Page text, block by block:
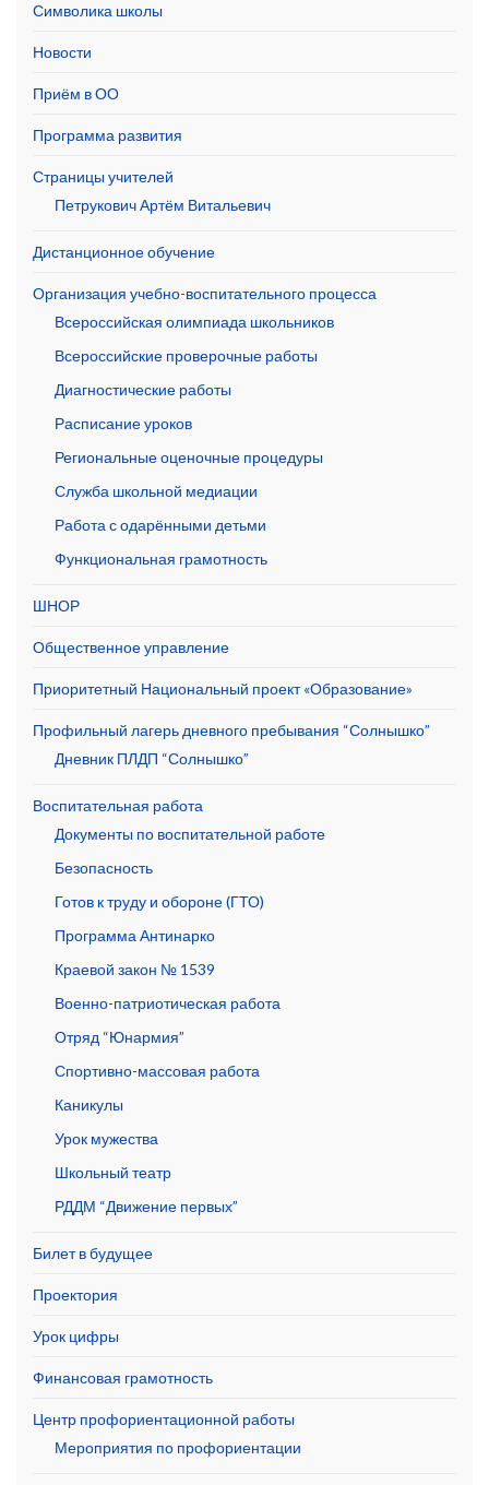
Символика школы
Новости
Приём в ОО
Программа развития
Страницы учителей
Петрукович Артём Витальевич
Дистанционное обучение
Организация учебно-воспитательного процесса
Всероссийская олимпиада школьников
Всероссийские проверочные работы
Диагностические работы
Расписание уроков
Региональные оценочные процедуры
Служба школьной медиации
Работа с одарёнными детьми
Функциональная грамотность
ШНОР
Общественное управление
Приоритетный Национальный проект «Образование»
Профильный лагерь дневного пребывания “Солнышко”
Дневник ПЛДП “Солнышко”
Воспитательная работа
Документы по воспитательной работе
Безопасность
Готов к труду и обороне (ГТО)
Программа Антинарко
Краевой закон № 1539
Военно-патриотическая работа
Отряд “Юнармия”
Спортивно-массовая работа
Каникулы
Урок мужества
Школьный театр
РДДМ “Движение первых”
Билет в будущее
Проектория
Урок цифры
Финансовая грамотность
Центр профориентационной работы
Мероприятия по профориентации